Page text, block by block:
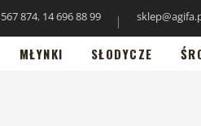
874, 14 696 88 99
MŁYNKI SŁODYCZE